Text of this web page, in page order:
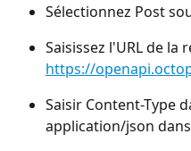
Sélectionnez Post
Saisissez l'URL de la
https://
Saisir Content-Type
application/json